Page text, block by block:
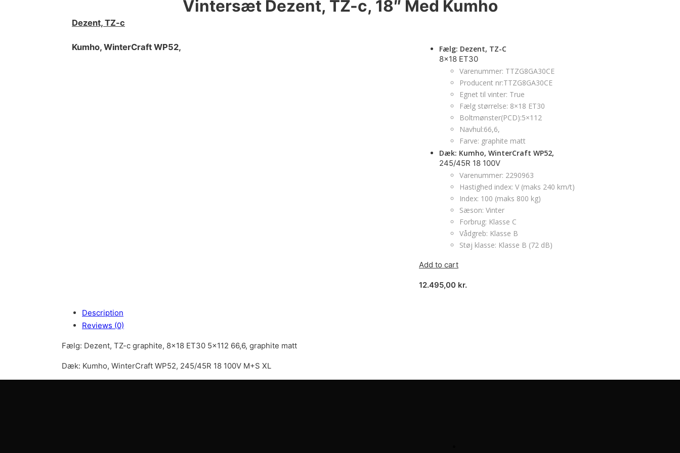
Vintersæt Dezent, TZ-c, 18″ Med Kumho
Dezent, TZ-c
Kumho, WinterCraft WP52,
Fælg: Dezent, TZ-C
8x18 ET30
Varenummer: TTZG8GA30CE
Producent nr:TTZG8GA30CE
Egnet til vinter: True
Fælg størrelse: 8×18 ET30
Boltmønster(PCD):5×112
Navhul:66,6,
Farve: graphite matt
Dæk: Kumho, WinterCraft WP52,
245/45R 18 100V
Varenummer: 2290963
Hastighed index: V (maks 240 km/t)
Index: 100 (maks 800 kg)
Sæson: Vinter
Forbrug: Klasse C
Vådgreb: Klasse B
Støj klasse: Klasse B (72 dB)
Add to cart
12.495,00 kr.
Description
Reviews (0)
Fælg: Dezent, TZ-c graphite, 8×18 ET30 5×112 66,6, graphite matt
Dæk: Kumho, WinterCraft WP52, 245/45R 18 100V M+S XL